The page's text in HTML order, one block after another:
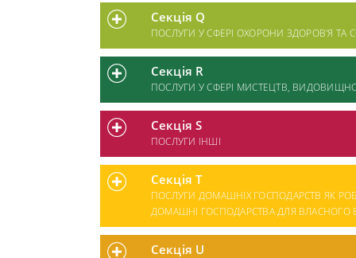
Секція Q
ПОСЛУГИ У СФЕРІ ОХОРОНИ ЗДОРОВ'Я ТА
Секція R
ПОСЛУГИ У СФЕРІ МИСТЕЦТВ,
Секція S
ПОСЛУГИ ІНШІ
Секція T
ПОСЛУГИ ДОМАШНІХ ГОСПОДАРСТВ ЯК
ДОМАШНІ ГОСПОДАРСТВА ДЛЯ ВЛАСНОГО
Секція U